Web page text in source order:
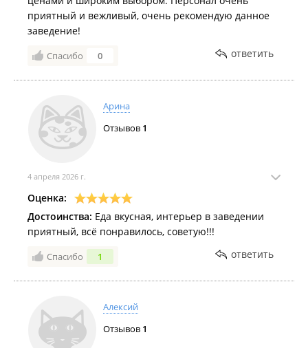
приятный и вежливый, очень рекомендую данное
заведение!
Спасибо 0 ответить
Арина
Отзывов 1
4 апреля 2026 г.
Оценка:
Достоинства: Еда вкусная, интерьер в заведении
приятный, всё понравилось, советую!!!
Спасибо 1 ответить
Алексий
Отзывов 1